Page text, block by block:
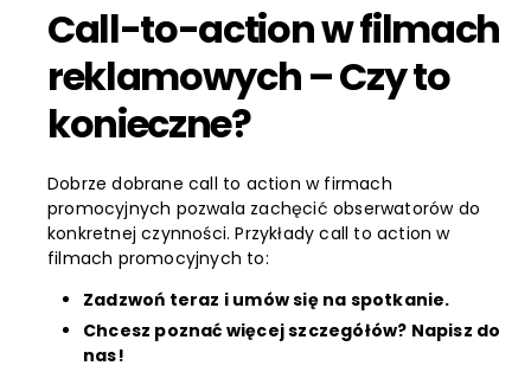
Call-to-action w filmach
reklamowych – Czy to
konieczne?
Dobrze dobrane call to action w firmach
promocyjnych pozwala zachęcić obserwatorów do
konkretnej czynności. Przykłady call to action w
filmach promocyjnych to:
Zadzwoń teraz i umów się na spotkanie.
Chcesz poznać więcej szczegółów? Napisz do
nas!